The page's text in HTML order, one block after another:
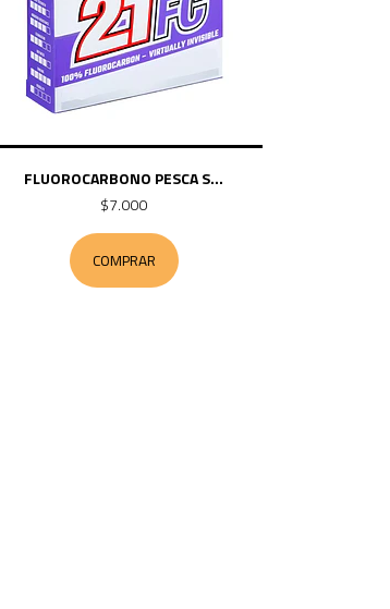
FLUOROCARBONO PESCA S...
$7.000
COMPRAR